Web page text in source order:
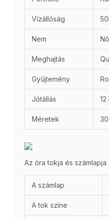
Vízállóság
Nem
Meghajtás
Gyűjtemény
Jótállás
Méretek
Az óra tokja és számlapja
A számlap
A tok színe